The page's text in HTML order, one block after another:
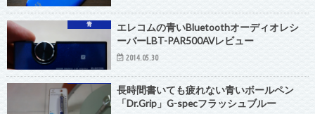
青
エレコムの青いBluetoothオーディオレシ
ーバーLBT-PAR500AVレビュー
2014.05.30
長時間書いても疲れない青いボールペン
「Dr.Grip」G-specフラッシュブルー